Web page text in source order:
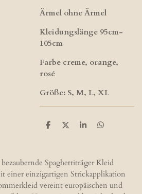
Ärmel ohne Ärmel
Kleidungslänge 95cm-
105cm
Farbe creme, orange,
rosé
Größe: S, M, L, XL
T
e
n
T
n
T
e
n
T
e
n
Spaghettiträger Kleid
einer einzigartigen Strickapplikation
vereint europäischen und